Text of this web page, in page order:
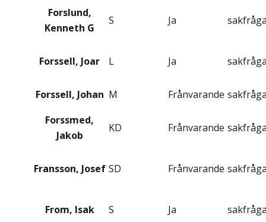
Forslund,
Kenneth G
S Ja
Forssell, Joar L Ja
Forssell, Johan M Frånvarande
Forssmed,
Jakob
KD Frånvarande
Fransson, Josef SD Frånvarande
From, Isak S Ja